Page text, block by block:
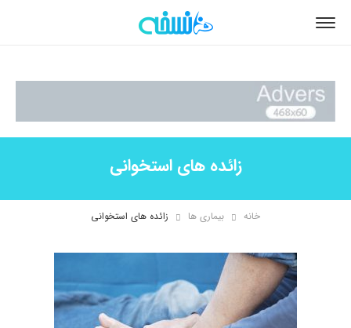
زائده های استخوانی
خانه بیماری ها زائده های استخوانی